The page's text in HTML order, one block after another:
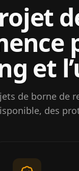
et
de borne de
des